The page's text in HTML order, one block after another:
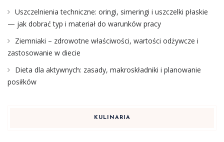
Uszczelnienia techniczne: oringi, simeringi i uszczelki płaskie
— jak dobrać typ i materiał do warunków pracy
Ziemniaki – zdrowotne właściwości, wartości odżywcze i
zastosowanie w diecie
Dieta dla aktywnych: zasady, makroskładniki i planowanie
posiłków
KULINARIA